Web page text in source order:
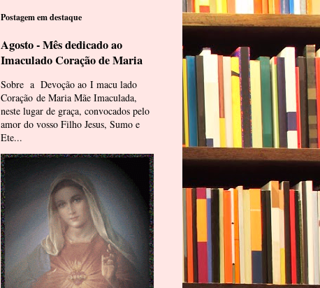
Postagem em destaque
Agosto - Mês dedicado ao
Imaculado Coração de Maria
Sobre a Devoção ao I macu lado
Coração de Maria Mãe Imaculada,
neste lugar de graça, convocados pelo
amor do vosso Filho Jesus, Sumo e
Ete...